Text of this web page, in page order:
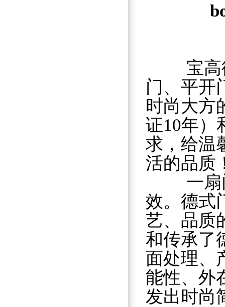
宝高德
门、平开
时尚大方
证10年）
求，给温
活的品质
一扇门
效。德式
艺、品质
和传承了
面处理、
能性、外
发出时尚